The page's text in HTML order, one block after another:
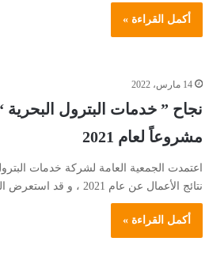
أكمل القراءة »
14 مارس، 2022
مشروعاً لعام 2021
نتائج الأعمال عن عام 2021 ، و قد استعرض المهندس…
أكمل القراءة »